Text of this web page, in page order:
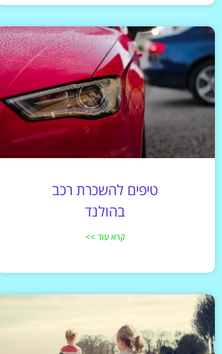
טיפים להשכרת רכב
בהולנד
קרא עוד >>